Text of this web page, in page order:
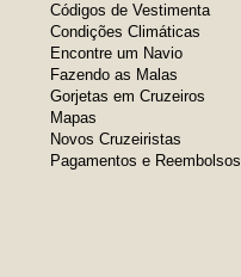
Códigos de Vestimenta
Condições Climáticas
Encontre um Navio
Fazendo as Malas
Gorjetas em Cruzeiros
Mapas
Novos Cruzeiristas
Pagamentos e Reembolsos